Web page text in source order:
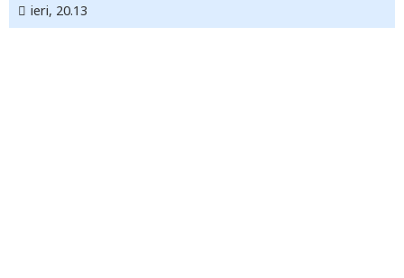
ieri, 20.13